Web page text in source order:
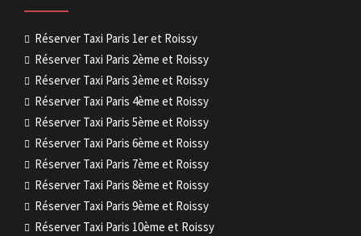
Réserver Taxi Paris 1er et Roissy
Réserver Taxi Paris 2ème et Roissy
Réserver Taxi Paris 3ème et Roissy
Réserver Taxi Paris 4ème et Roissy
Réserver Taxi Paris 5ème et Roissy
Réserver Taxi Paris 6ème et Roissy
Réserver Taxi Paris 7ème et Roissy
Réserver Taxi Paris 8ème et Roissy
Réserver Taxi Paris 9ème et Roissy
Réserver Taxi Paris 10ème et Roissy